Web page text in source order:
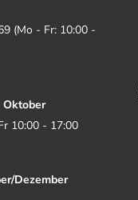
(Mo - Fr: 10:00 -
Oktober
10:00 - 17:00
Dezember